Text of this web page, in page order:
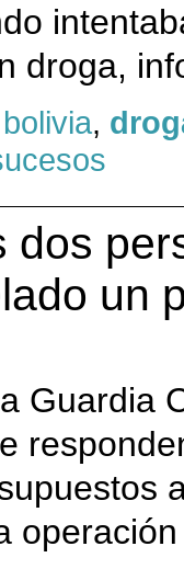
droga,
bolivia,
dos
un
Guardia